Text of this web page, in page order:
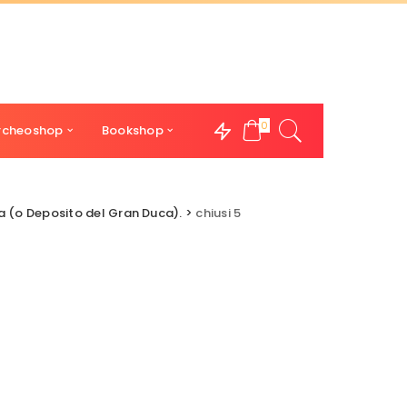
Bookshop 0
(o Deposito del Gran Duca). > chiusi 5